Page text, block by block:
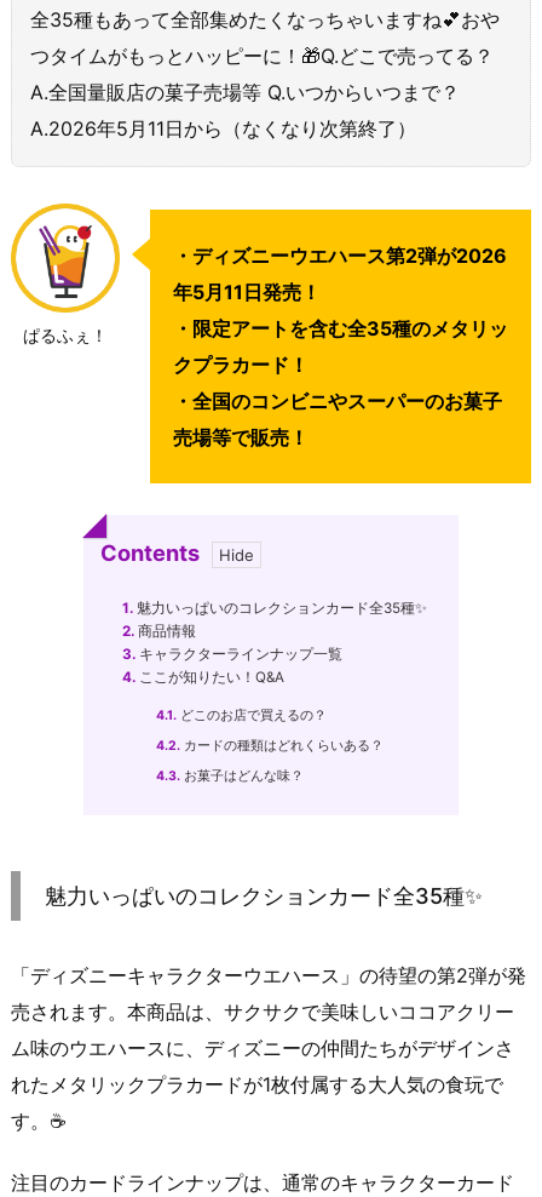
全35種もあって全部集めたくなっちゃいますね💕おや
つタイムがもっとハッピーに！🎁Q.どこで売ってる？
A.全国量販店の菓子売場等 Q.いつからいつまで？
A.2026年5月11日から（なくなり次第終了）
ぱるふぇ！
・ディズニーウエハース第2弾が2026
年5月11日発売！
・限定アートを含む全35種のメタリッ
クプラカード！
・全国のコンビニやスーパーのお菓子
売場等で販売！
Contents
1. 魅力いっぱいのコレクションカード全35種✨
2. 商品情報
3. キャラクターラインナップ一覧
4. ここが知りたい！Q&A
4.1. どこのお店で買えるの？
4.2. カードの種類はどれくらいある？
4.3. お菓子はどんな味？
魅力いっぱいのコレクションカード全35種✨
「ディズニーキャラクターウエハース」の待望の第2弾が発
売されます。本商品は、サクサクで美味しいココアクリー
ム味のウエハースに、ディズニーの仲間たちがデザインさ
れたメタリックプラカードが1枚付属する大人気の食玩で
す。☕
注目のカードラインナップは、通常のキャラクターカード